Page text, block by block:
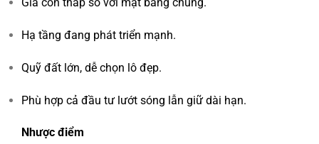
Hạ tầng đang phát triển mạnh.
Quỹ đất lớn, dễ chọn lô đẹp.
Phù hợp cả đầu tư lướt sóng lẫn giữ dài hạn.
Nhược điểm